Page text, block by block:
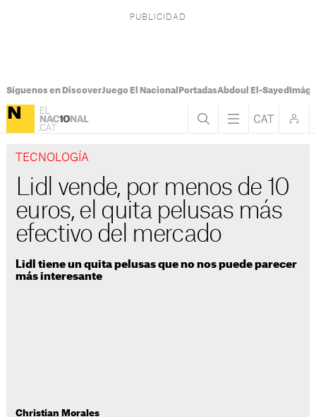
Síguenos en DiscoverJuego El Nacional PortadasAbdoul El-Sayed
TECNOLOGÍA
Lidl vende, por menos de 10
euros, el quita pelusas más
efectivo del mercado
Lidl tiene un quita pelusas que no nos puede parecer
más interesante
Christian Morales